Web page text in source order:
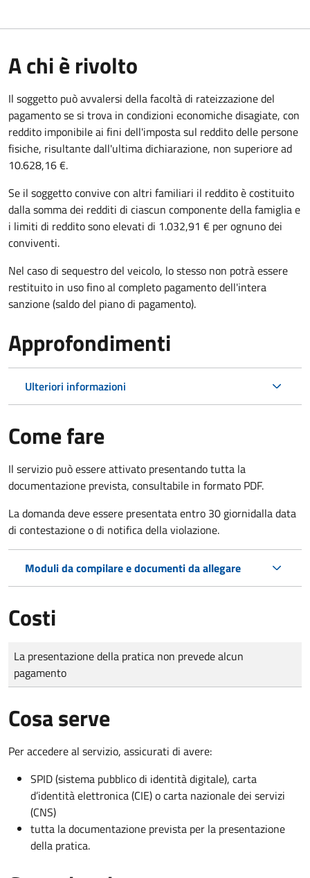
A chi è rivolto
Il soggetto può avvalersi della facoltà di rateizzazione del
pagamento se si trova in condizioni economiche disagiate, con
reddito imponibile ai fini dell'imposta sul reddito delle persone
fisiche, risultante dall'ultima dichiarazione, non superiore ad
10.628,16 €.
Se il soggetto convive con altri familiari il reddito è costituito
dalla somma dei redditi di ciascun componente della famiglia e
i limiti di reddito sono elevati di 1.032,91 € per ognuno dei
conviventi.
Nel caso di sequestro del veicolo, lo stesso non potrà essere
restituito in uso fino al completo pagamento dell'intera
sanzione (saldo del piano di pagamento).
Approfondimenti
Ulteriori informazioni
Come fare
Il servizio può essere attivato presentando tutta la
documentazione prevista, consultabile in formato PDF.
La domanda deve essere presentata entro 30 giornidalla data
di contestazione o di notifica della violazione.
Moduli da compilare e documenti da allegare
Costi
Tipo di pagamento
Importo
La presentazione della pratica non prevede alcun
pagamento
Cosa serve
Per accedere al servizio, assicurati di avere:
SPID (sistema pubblico di identità digitale), carta
d’identità elettronica (CIE) o carta nazionale dei servizi
(CNS)
tutta la documentazione prevista per la presentazione
della pratica.